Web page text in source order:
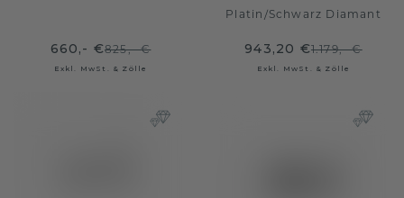
660,- €825,- €
Exkl. MwSt. & Zölle
Platin /Schwarz Diamant
943,20 €1.179,- €
Exkl. MwSt. & Zölle